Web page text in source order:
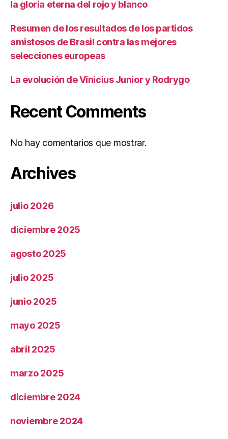
la gloria eterna del rojo y blanco
Resumen de los resultados de los partidos
amistosos de Brasil contra las mejores
selecciones europeas
La evolución de Vinicius Junior y Rodrygo
Recent Comments
No hay comentarios que mostrar.
Archives
julio 2026
diciembre 2025
agosto 2025
julio 2025
junio 2025
mayo 2025
abril 2025
marzo 2025
diciembre 2024
noviembre 2024